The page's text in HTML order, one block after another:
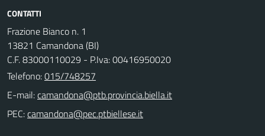
CONTATTI
Frazione Bianco n. 1
13821 Camandona (BI)
C.F. 83000110029 - P.Iva: 00416950020
Telefono:015/748257
E-mail:
PEC: